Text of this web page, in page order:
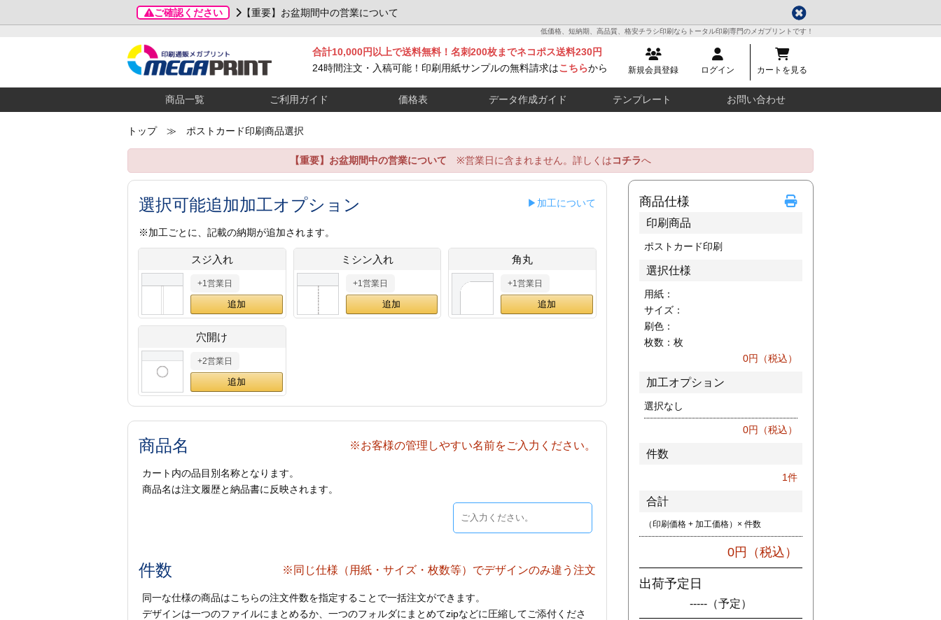
ご確認ください 【重要】お盆期間中の営業について
低価格、短納期、高品質、格安チラシ印刷ならトータル印刷専門のメガプリントです！
新規会員登録 ログイン カートを見る
合計10,000円以上で送料無料！名刺200枚までネコポス送料230円
24時間注文・入稿可能！印刷用紙サンプルの無料請求はこちらから
商品一覧 ご利用ガイド 価格表 データ作成ガイド テンプレート お問い合わせ
トップ≫ ポストカード印刷商品選択
【重要】お盆期間中の営業について ※営業日に含まれません。詳しくはコチラへ
選択可能追加加工オプション ▶加工について
※加工ごとに、記載の納期が追加されます。
スジ入れ
+1営業日
ミシン入れ
+1営業日
角丸
+1営業日
穴開け
+2営業日
商品名 ※お客様の管理しやすい名前をご入力ください。
カート内の品目別名称となります。
商品名は注文履歴と納品書に反映されます。
件数 ※同じ仕様（用紙・サイズ・枚数等）でデザインのみ違う注文
同一な仕様の商品はこちらの注文件数を指定することで一括注文ができます。
デザインは一つのファイルにまとめるか、一つのフォルダにまとめてzipなどに圧縮してご添付くださ
商品仕様
印刷商品
ポストカード印刷
選択仕様
用紙：
サイズ：
刷色：
枚数： 枚
0円（税込）
加工オプション
選択なし
0円（税込）
件数
1件
合計
（印刷価格 + 加工価格）× 件数
0円（税込）
出荷予定日
----- （予定）